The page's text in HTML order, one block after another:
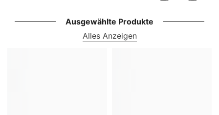
Ausgewählte Produkte
Alles Anzeigen